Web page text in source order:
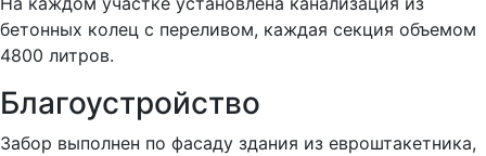
бетонных колец с переливом, каждая секция объемом
4800 литров.
Благоустройство
Забор выполнен по фасаду здания из евроштакетника,